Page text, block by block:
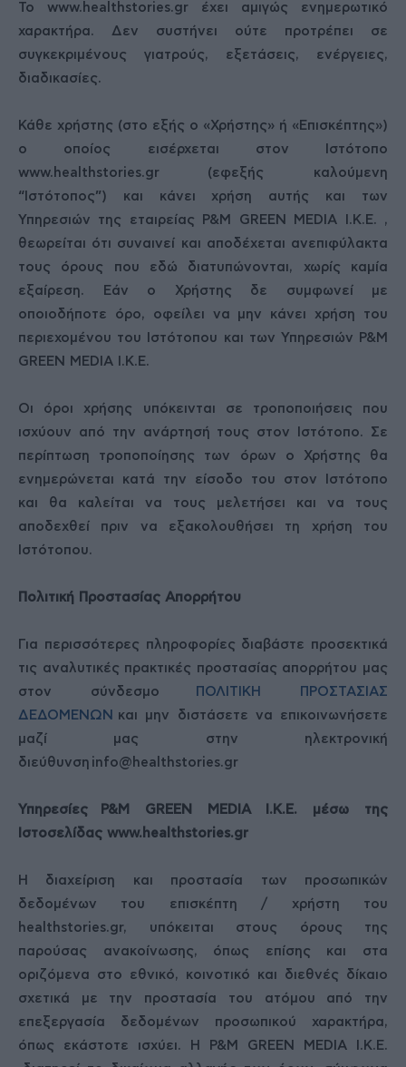
Το www.healthstories.gr έχει αμιγώς ενημερωτικό
χαρακτήρα. Δεν συστήνει ούτε προτρέπει σε
συγκεκριμένους γιατρούς, εξετάσεις, ενέργειες,
διαδικασίες.
Κάθε χρήστης (στο εξής ο «Χρήστης» ή «Επισκέπτης»)
ο οποίος εισέρχεται στον Ιστότοπο
www.healthstories.gr (εφεξής καλούμενη
“Ιστότοπος”) και κάνει χρήση αυτής και των
Υπηρεσιών της εταιρείας P&M GREEN MEDIA Ι.Κ.Ε. ,
θεωρείται ότι συναινεί και αποδέχεται ανεπιφύλακτα
τους όρους που εδώ διατυπώνονται, χωρίς καμία
εξαίρεση. Εάν ο Χρήστης δε συμφωνεί με
οποιοδήποτε όρο, οφείλει να μην κάνει χρήση του
περιεχομένου του Ιστότοπου και των Υπηρεσιών P&M
GREEN MEDIA Ι.Κ.Ε.
Οι όροι χρήσης υπόκεινται σε τροποποιήσεις που
ισχύουν από την ανάρτησή τους στον Ιστότοπο. Σε
περίπτωση τροποποίησης των όρων ο Χρήστης θα
ενημερώνεται κατά την είσοδο του στον Ιστότοπο
και θα καλείται να τους μελετήσει και να τους
αποδεχθεί πριν να εξακολουθήσει τη χρήση του
Ιστότοπου.
Πολιτική Προστασίας Απορρήτου
Για περισσότερες πληροφορίες διαβάστε προσεκτικά
τις αναλυτικές πρακτικές προστασίας απορρήτου μας
στον σύνδεσμο
ΠΟΛΙΤΙΚΗ ΠΡΟΣΤΑΣΙΑΣ
ΔΕΔΟΜΕΝΩΝ και μην διστάσετε να επικοινωνήσετε
μαζί μας στην ηλεκτρονική
διεύθυνση info@healthstories.gr
Υπηρεσίες P&M GREEN MEDIAΙ.Κ.Ε. μέσω της
Ιστοσελίδας www.healthstories.gr
Η διαχείριση και προστασία των προσωπικών
δεδομένων του επισκέπτη / χρήστη του
healthstories.gr, υπόκειται στους όρους της
παρούσας ανακοίνωσης, όπως επίσης και στα
οριζόμενα στο εθνικό, κοινοτικό και διεθνές δίκαιο
σχετικά με την προστασία του ατόμου από την
επεξεργασία δεδομένων προσωπικού χαρακτήρα,
όπως εκάστοτε ισχύει. Η P&M GREEN MEDIA Ι.Κ.Ε.